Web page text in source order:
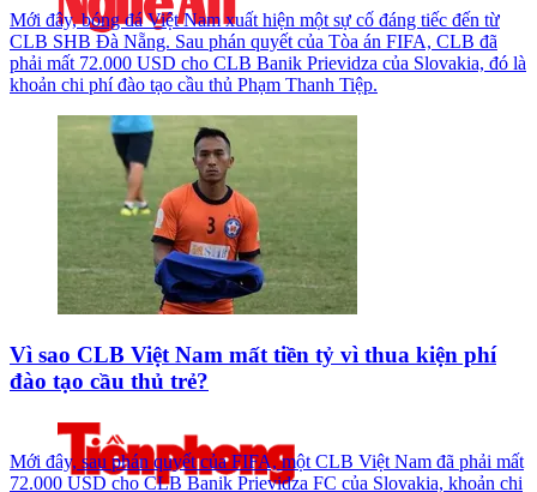
Mới đây, bóng đá Việt Nam xuất hiện một sự cố đáng tiếc đến từ
CLB SHB Đà Nẵng. Sau phán quyết của Tòa án FIFA, CLB đã
phải mất 72.000 USD cho CLB Banik Prievidza của Slovakia, đó là
khoản chi phí đào tạo cầu thủ Phạm Thanh Tiệp.
Vì sao CLB Việt Nam mất tiền tỷ vì thua kiện phí
đào tạo cầu thủ trẻ?
Mới đây, sau phán quyết của FIFA, một CLB Việt Nam đã phải mất
72.000 USD cho CLB Banik Prievidza FC của Slovakia, khoản chi